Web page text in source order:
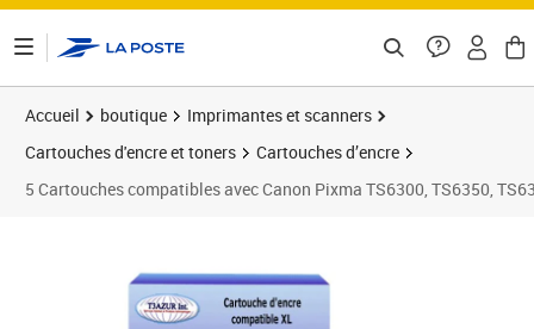
Accueil boutique
Imprimantes et scanners
Cartouches d'encre et toners
Cartouches d’encre
5 Cartouches compatibles avec Canon Pixma TS6300, TS6350,